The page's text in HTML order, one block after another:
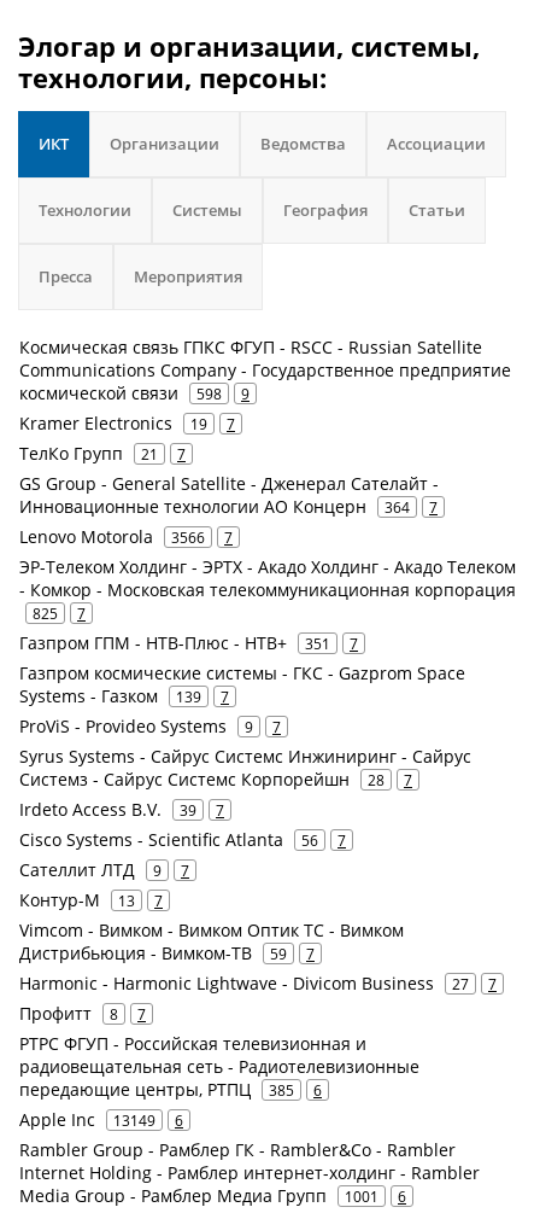
Элогар и организации, системы,
технологии, персоны:
ИКТ Организации Ведомства Ассоциации
Технологии Системы География Статьи
Пресса Мероприятия
Космическая связь ГПКС ФГУП - RSCC - Russian Satellite
Communications Company - Государственное предприятие
космической связи
598 9
Kramer Electronics 19 7
ТелКо Групп 21 7
GS Group - General Satellite - Дженерал Сателайт -
Инновационные технологии АО Концерн
364 7
Lenovo Motorola 3566 7
ЭР-Телеком Холдинг - ЭРТХ - Акадо Холдинг - Акадо Телеком
- Комкор - Московская телекоммуникационная корпорация
825 7
Газпром ГПМ - НТВ-Плюс - НТВ+ 351 7
Газпром космические системы - ГКС - Gazprom Space
Systems - Газком
139 7
ProViS - Provideo Systems 9 7
Syrus Systems - Сайрус Системс Инжиниринг - Сайрус
Системз - Сайрус Системс Корпорейшн
28 7
Irdeto Access B.V. 39 7
Cisco Systems - Scientific Atlanta 56 7
Сателлит ЛТД 9 7
Контур-М 13 7
Vimcom - Вимком - Вимком Оптик ТС - Вимком
Дистрибьюция - Вимком-ТВ
59 7
Harmonic - Harmonic Lightwave - Divicom Business 27 7
Профитт 8 7
РТРС ФГУП - Российская телевизионная и
радиовещательная сеть - Радиотелевизионные
передающие центры, РТПЦ
385 6
Apple Inc 13149 6
Rambler Group - Рамблер ГК - Rambler&Co - Rambler
Internet Holding - Рамблер интернет-холдинг - Rambler
Media Group - Рамблер Медиа Групп
1001 6